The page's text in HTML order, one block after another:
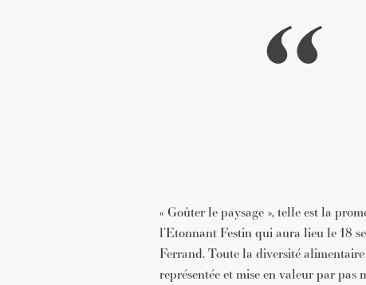
« Goûter le paysage », telle est la
l’Etonnant Festin qui aura lieu le 18
Ferrand. Toute la diversité alimentaire
représentée et mise en valeur par pas